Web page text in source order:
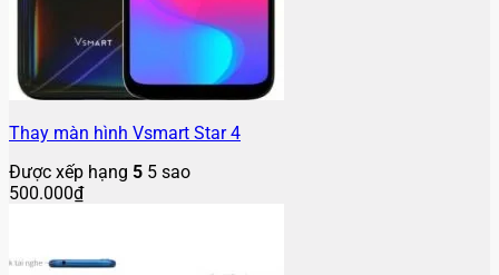
Thay màn hình Vsmart Star 4
Được xếp hạng 5 5 sao
500.000₫